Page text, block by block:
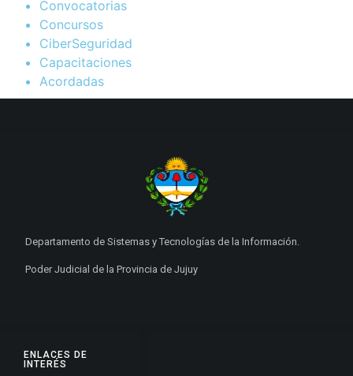
Convocatorias
Concursos
CiberSeguridad
Capacitaciones
Acordadas
ENLACES DE
INTERÉS
Departamento de Sistemas y Tecnologías de la Información.
Poder Judicial de la Provincia de Jujuy